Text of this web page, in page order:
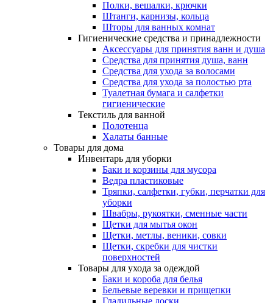
Полки, вешалки, крючки
Штанги, карнизы, кольца
Шторы для ванных комнат
Гигиенические средства и принадлежности
Аксессуары для принятия ванн и душа
Средства для принятия душа, ванн
Средства для ухода за волосами
Средства для ухода за полостью рта
Туалетная бумага и салфетки
гигиенические
Текстиль для ванной
Полотенца
Халаты банные
Товары для дома
Инвентарь для уборки
Баки и корзины для мусора
Ведра пластиковые
Тряпки, салфетки, губки, перчатки для
уборки
Швабры, рукоятки, сменные части
Щетки для мытья окон
Щетки, метлы, веники, совки
Щетки, скребки для чистки
поверхностей
Товары для ухода за одеждой
Баки и короба для белья
Бельевые веревки и прищепки
Гладильные доски